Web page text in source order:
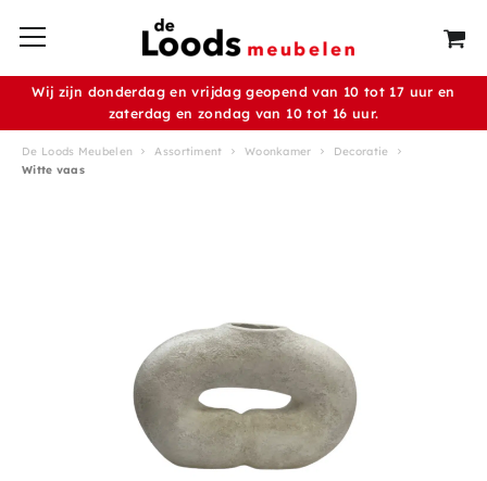
Wij zijn donderdag en vrijdag geopend van 10 tot 17 uur en
zaterdag en zondag van 10 tot 16 uur.
De Loods Meubelen Assortiment Woonkamer
Decoratie
Witte vaas